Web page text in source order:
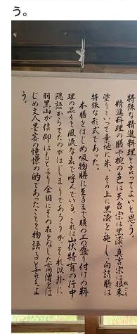
う。